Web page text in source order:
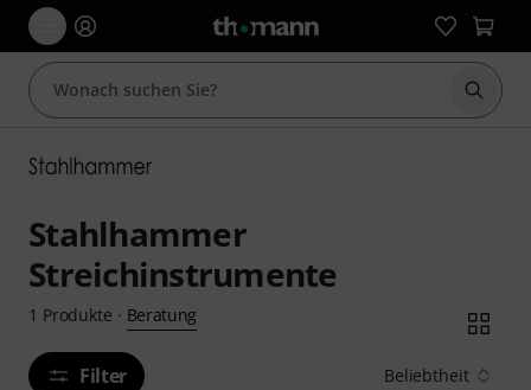
Suche
Stahlhammer
Streichinstrumente
1 Produkte · Beratung
Filter Beliebtheit